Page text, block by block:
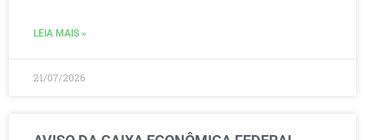
LEIA MAIS »
21/07/2026